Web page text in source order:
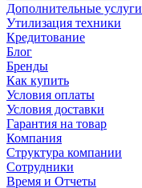
Дополнительные услуги
Утилизация техники
Кредитование
Блог
Бренды
Как купить
Условия оплаты
Условия доставки
Гарантия на товар
Компания
Структура компании
Сотрудники
Время и Отчеты